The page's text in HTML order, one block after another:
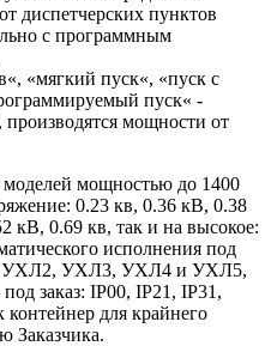
диспетчерских пунктов
с программным
«мягкий пуск«, «пуск с
пуск« -
мощности от
моделей мощностью до 1400
0.23 кв, 0.36 кВ, 0.38
кВ, 0.69 кв, так и на высокое:
исполнения под
УХЛ2, УХЛ3, УХЛ4 и УХЛ5,
заказ: IP00, IP21, IP31,
для крайнего
Заказчика.